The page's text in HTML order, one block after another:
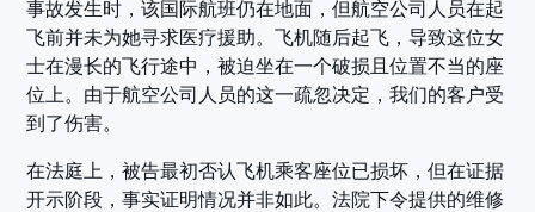
事故发生时，该国际航班仍在地面，但航空公司人员在起
飞前并未为她寻求医疗援助。飞机随后起飞，导致这位女
士在漫长的飞行途中，被迫坐在一个破损且位置不当的座
位上。由于航空公司人员的这一疏忽决定，我们的客户受
到了伤害。
在法庭上，被告最初否认飞机乘客座位已损坏，但在证据
开示阶段，事实证明情况并非如此。法院下令提供的维修